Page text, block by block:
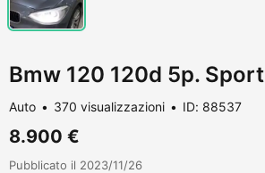
Bmw 120 120d 5p. Sport
Auto 370 visualizzazioni ID: 88537
8.900 €
Pubblicato il 2023/11/26